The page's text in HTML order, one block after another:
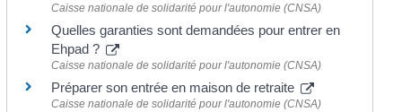
Caisse nationale de solidarité pour l'autonomie (CNSA)
Quelles garanties sont demandées pour entrer en
Ehpad ?
Caisse nationale de solidarité pour l'autonomie (CNSA)
Préparer son entrée en maison de retraite
Caisse nationale de solidarité pour l'autonomie (CNSA)